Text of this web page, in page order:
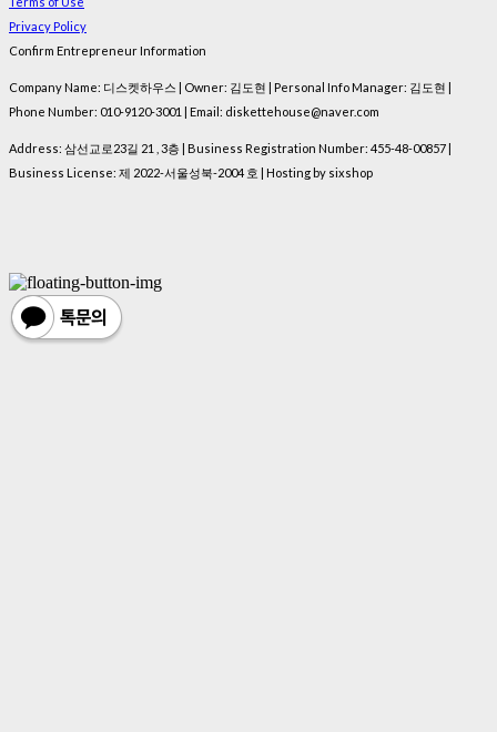
Privacy Policy
Confirm Entrepreneur Information
Company Name: 디스켓하우스 | Owner: 김도현 | Personal Info Manager: 김도현 |
Phone Number: 010-9120-3001 | Email: diskettehouse@naver.com
Address: 삼선교로23길 21 , 3층 | Business Registration Number: 455-48-00857
Business License: 제 2022-서울성북-2004 호 | Hosting by sixshop